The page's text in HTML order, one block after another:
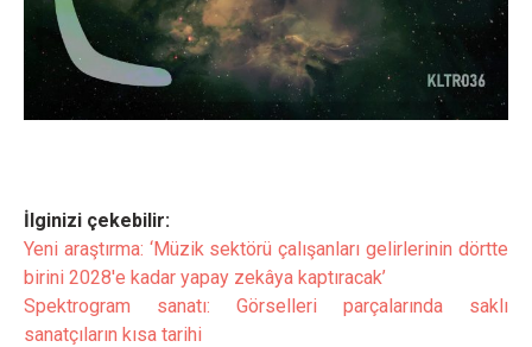
İlginizi çekebilir:
Yeni araştırma: ‘Müzik sektörü çalışanları gelirlerinin dörtte
birini 2028'e kadar yapay zekâya kaptıracak’
Spektrogram sanatı: Görselleri parçalarında saklı
sanatçıların kısa tarihi